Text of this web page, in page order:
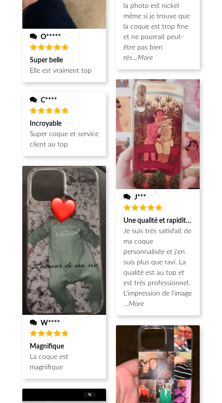
O*****
Note 5
sur 5
Super belle
Elle est vraiment top
C****
Note5
sur 5
Incroyable
Super coque et service
client au top
W****
Note5
sur 5
Magnifique
La coque est
magnifique
la photo est nickel
même si je trouve que
la coque est trop fine
et ne pourrait peut-
être pas bien
rés...More
J***
Note5
sur 5
Une qualité et rapidité au top!
Je suis très satisfait de
ma coque
personnalisée et j'en
suis plus que ravi. La
qualité est au top et
est très professionnel.
L'impression de l'image
...More